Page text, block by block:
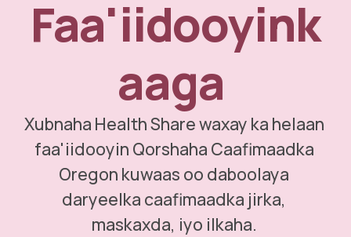
Faa'iidooyink
aaga
Xubnaha Health Share waxay ka helaan
faa'iidooyin Qorshaha Caafimaadka
Oregon kuwaas oo daboolaya
daryeelka caafimaadka jirka,
maskaxda, iyo ilkaha.